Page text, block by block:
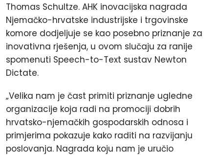
Thomas Schultze. AHK inovacijska nagrada
Njemačko-hrvatske industrijske i trgovinske
komore dodjeljuje se kao posebno priznanje za
inovativna rješenja, u ovom slučaju za ranije
spomenuti Speech-to-Text sustav Newton
Dictate.
„Velika nam je čast primiti priznanje ugledne
organizacije koja radi na promociji dobrih
hrvatsko-njemačkih gospodarskih odnosa i
primjerima pokazuje kako raditi na razvijanju
poslovanja. Nagrada koju nam je uručio